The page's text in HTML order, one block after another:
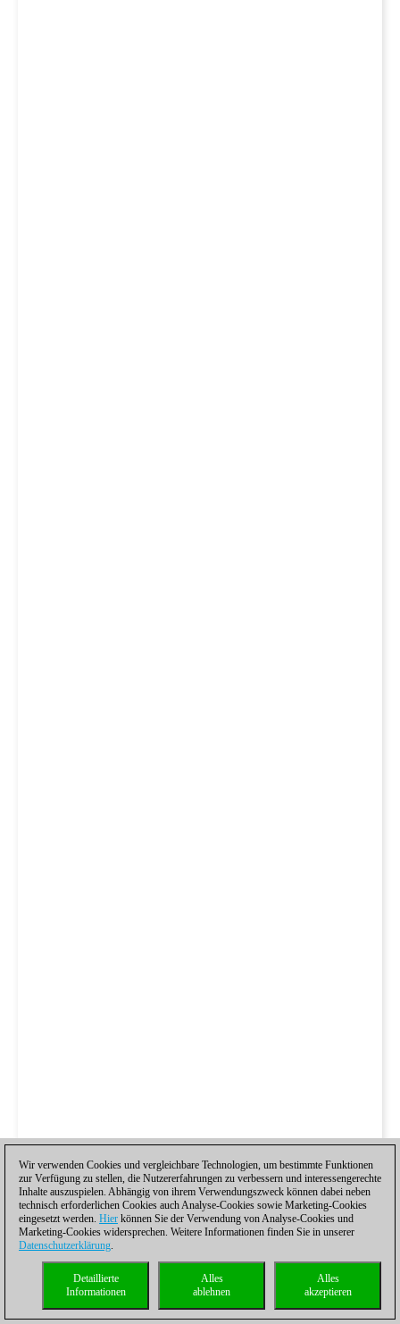
Wir verwenden Cookies und vergleichbare Technologien, um bestimmte Funktionen
zur Verfügung zu stellen, die Nutzererfahrungen zu verbessern und interessengerechte
Inhalte auszuspielen. Abhängig von ihrem Verwendungszweck können dabei neben
technisch erforderlichen Cookies auch Analyse-Cookies sowie Marketing-Cookies
eingesetzt werden. Hier können Sie der Verwendung von Analyse-Cookies und
Marketing-Cookies widersprechen. Weitere Informationen finden Sie in unserer
Datenschutzerklärung.
Alles
akzeptieren
Alles
ablehnen
Detaillierte
Informationen